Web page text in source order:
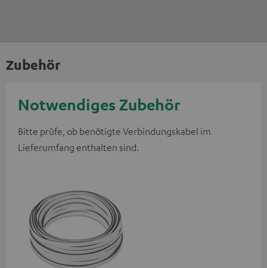
Zubehör
Notwendiges Zubehör
Bitte prüfe, ob benötigte Verbindungskabel im
Lieferumfang enthalten sind.